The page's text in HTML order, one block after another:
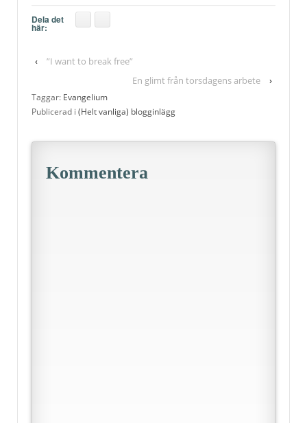
Dela det
här:
‹
”I want to break free”
En glimt från torsdagens arbete
›
Taggar: Evangelium
Publicerad i (Helt vanliga) blogginlägg
Kommentera